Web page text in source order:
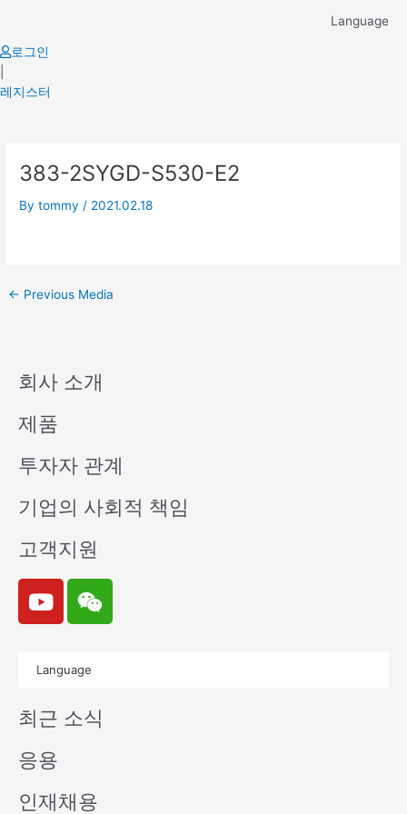
content
Language
로그인
레지스터
383-2SYGD-S530-E2
Bytommy / 2021.02.18
navigation
← Previous Media
회사 소개
제품
투자자 관계
기업의 사회적 책임
고객지원
Y
o
u
e
W
e
i
n
Language
최근 소식
응용
인재채용